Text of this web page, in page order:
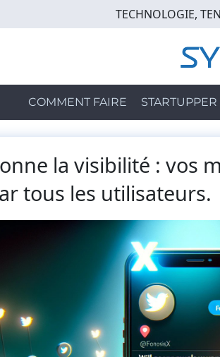
TECHNOLOGIE,
COMMENT FAIRE STARTUPPER
la visibilité : vos
tous les utilisateurs.